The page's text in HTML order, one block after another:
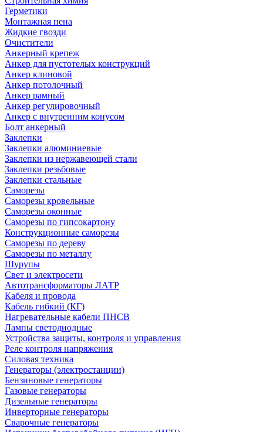
Герметики
Монтажная пена
Жидкие гвозди
Очистители
Анкерный крепеж
Анкер для пустотелых конструкций
Анкер клиновой
Анкер потолочный
Анкер рамный
Анкер регулировочный
Анкер с внутренним конусом
Болт анкерный
Заклепки
Заклепки алюминиевые
Заклепки из нержавеющей стали
Заклепки резьбовые
Заклепки стальные
Саморезы
Саморезы кровельные
Саморезы оконные
Саморезы по гипсокартону
Конструкционные саморезы
Саморезы по дереву
Саморезы по металлу
Шурупы
Свет и электросети
Автотрансформаторы ЛАТР
Кабеля и провода
Кабель гибкий (КГ)
Нагревательные кабели ПНСВ
Лампы светодиодные
Устройства защиты, контроля и управления
Реле контроля напряжения
Силовая техника
Генераторы (электростанции)
Бензиновые генераторы
Газовые генераторы
Дизельные генераторы
Инверторные генераторы
Сварочные генераторы